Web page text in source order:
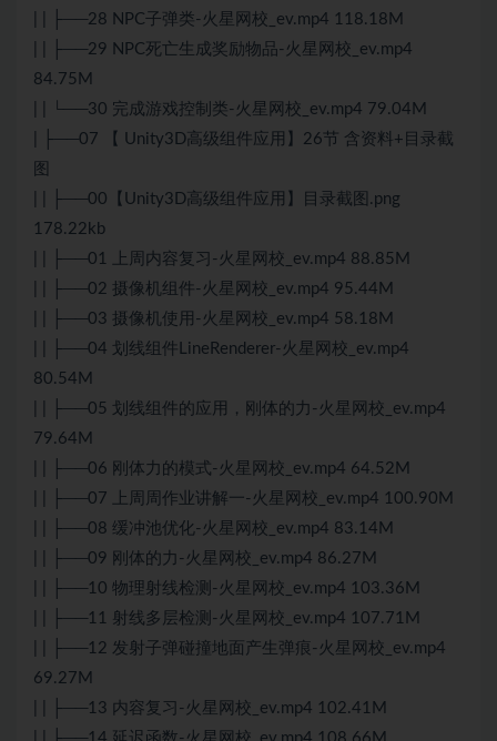
| | ├──28 NPC子弹类-火星网校_ev.mp4 118.18M
| | ├──29 NPC死亡生成奖励物品-火星网校_ev.mp4
84.75M
| | └──30 完成游戏控制类-火星网校_ev.mp4 79.04M
| ├──07 【 Unity3D高级组件应用】26节 含资料+目录截
图
| | ├──00【Unity3D高级组件应用】目录截图.png
178.22kb
| | ├──01 上周内容复习-火星网校_ev.mp4 88.85M
| | ├──02 摄像机组件-火星网校_ev.mp4 95.44M
| | ├──03 摄像机使用-火星网校_ev.mp4 58.18M
| | ├──04 划线组件LineRenderer-火星网校_ev.mp4
80.54M
| | ├──05 划线组件的应用，刚体的力-火星网校_ev.mp4
79.64M
| | ├──06 刚体力的模式-火星网校_ev.mp4 64.52M
| | ├──07 上周周作业讲解一-火星网校_ev.mp4 100.90M
| | ├──08 缓冲池优化-火星网校_ev.mp4 83.14M
| | ├──09 刚体的力-火星网校_ev.mp4 86.27M
| | ├──10 物理射线检测-火星网校_ev.mp4 103.36M
| | ├──11 射线多层检测-火星网校_ev.mp4 107.71M
| | ├──12 发射子弹碰撞地面产生弹痕-火星网校_ev.mp4
69.27M
| | ├──13 内容复习-火星网校_ev.mp4 102.41M